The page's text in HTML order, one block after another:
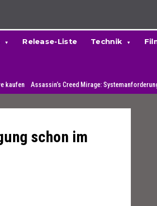
Release-Liste Technik
Assassin’s Creed Mirage: Systemanforderungen
schon im